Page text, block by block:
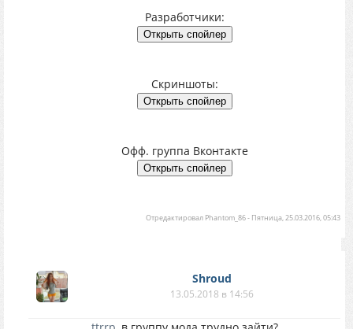
Разработчики:
Скриншоты:
Офф. группа Вконтакте
Отредактировал Phantom_86- Пятница, 25.03.2016, 05:43
Shroud
13.05.2018 в 14:56